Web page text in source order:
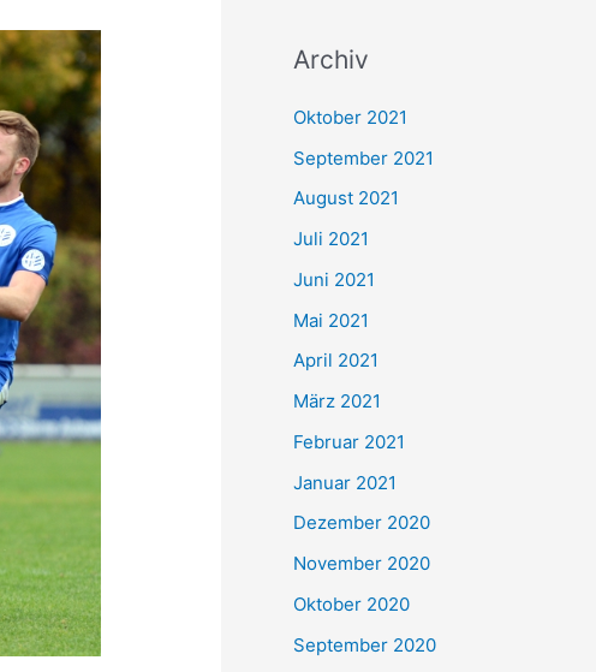
h
e
n
h
:
Archiv
Oktober 2021
September 2021
August 2021
Juli 2021
Juni 2021
Mai 2021
April 2021
März 2021
Februar 2021
Januar 2021
Dezember 2020
November 2020
Oktober 2020
September 2020